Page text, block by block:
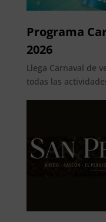
Programa
2026
Llega Carnaval de
todas las